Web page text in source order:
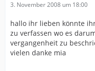
3. November 2008 um 18:00
hallo ihr lieben könnte
zu verfassen wo es
vergangenheit zu
vielen danke mia